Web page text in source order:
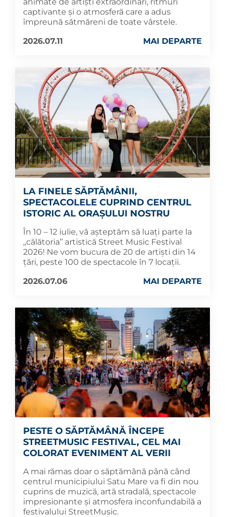
captivante și o atmosferă care a adus
împreună sătmăreni de toate vârstele.
2026.07.11
MAI DEPARTE
LA FINELE SĂPTĂMÂNII,
SPECTACOLELE CUPRIND CENTRUL
ISTORIC AL ORAȘULUI NOSTRU
În 10 – 12 iulie, vă așteptăm să luați parte la
,,călătoria’’ artistică Street Music Festival
2026! Ne vom bucura de 20 de artiști din 14
țări, peste 100 de spectacole în 7 locații.
2026.07.06
MAI DEPARTE
PESTE O SĂPTĂMÂNĂ ÎNCEPE
STREETMUSIC FESTIVAL, CEL MAI
COLORAT EVENIMENT AL VERII
A mai rămas doar o săptămână până când
centrul municipiului Satu Mare va fi din nou
cuprins de muzică, artă stradală, spectacole
impresionante și atmosfera inconfundabilă a
festivalului StreetMusic.